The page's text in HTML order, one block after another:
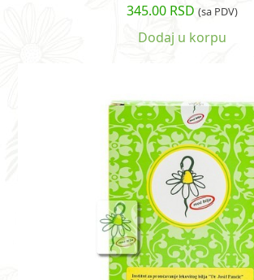
Ocenjeno
sa5.00od
345.00 RSD (sa PDV)
Dodaj u korpu